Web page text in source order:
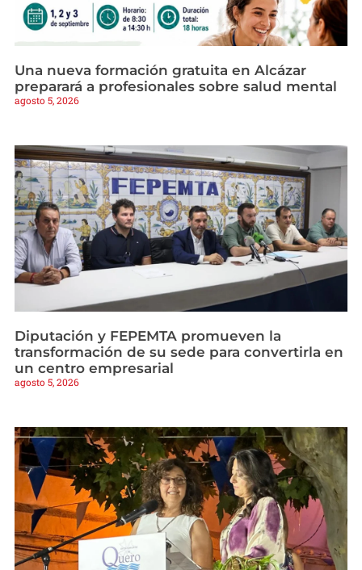
Una nueva formación gratuita en Alcázar
preparará a profesionales sobre salud mental
agosto 5, 2026
Diputación y FEPEMTA promueven la
transformación de su sede para convertirla en
un centro empresarial
agosto 5, 2026